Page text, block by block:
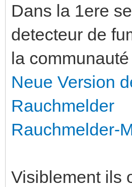
Dans la 1ere
detecteur de
la
Neue Version
Rauchmelder
Rauchmelder-
Visiblement ils